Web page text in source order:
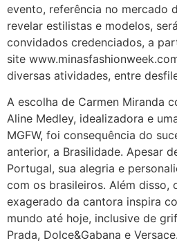
evento, referência no mercado
revelar estilistas e modelos,
convidados credenciados, a
site
diversas atividades, entre
A escolha de Carmen Miranda
Aline Medley, idealizadora e
MGFW, foi consequência do
anterior, a Brasilidade. Apesar
Portugal, sua alegria e
com os brasileiros. Além disso,
exagerado da cantora inspira
mundo até hoje, inclusive de
Prada, Dolce&Gabana e